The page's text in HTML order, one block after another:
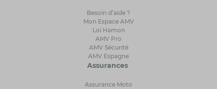
Besoin d’aide ?
Mon Espace AMV
Loi Hamon
AMV Pro
AMV Sécurité
AMV Espagne
Assurances
Assurance Moto